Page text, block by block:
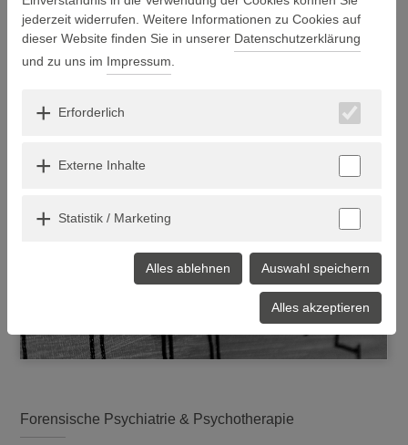
Kinder- & Jugendpsychiatrie
Forensische Psychiatrie & Psychotherapie
jederzeit widerrufen. Weitere Informationen zu Cookies auf
dieser Website finden Sie in unserer Datenschutzerklärung
und zu uns im Impressum
Erforderlich
Externe Inhalte
Statistik / Marketing
Alles ablehnen Auswahl speichern
Alles akzeptieren